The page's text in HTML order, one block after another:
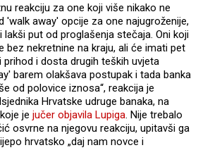
reakciju za one koji više nikako ne
'walk away' opcije za one najugroženije,
put od proglašenja stečaja. Oni koji
nekretnine na kraju, ali će imati pet
prihod i dosta drugih teških uvjeta
barem olakšava postupak i tada banka
od polovice iznosa“, reakcija je
Hrvatske udruge banaka, na
koje je jučer objavila Lupiga. Nije trebalo
osvrne na njegovu reakciju, upitavši ga
hrvatsko „daj nam novce i